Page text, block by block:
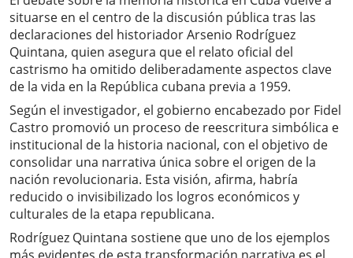
situarse en el centro de la discusión pública tras las
declaraciones del historiador Arsenio Rodríguez
Quintana, quien asegura que el relato oficial del
castrismo ha omitido deliberadamente aspectos clave
de la vida en la República cubana previa a 1959.
Según el investigador, el gobierno encabezado por Fidel
Castro promovió un proceso de reescritura simbólica e
institucional de la historia nacional, con el objetivo de
consolidar una narrativa única sobre el origen de la
nación revolucionaria. Esta visión, afirma, habría
reducido o invisibilizado los logros económicos y
culturales de la etapa republicana.
Rodríguez Quintana sostiene que uno de los ejemplos